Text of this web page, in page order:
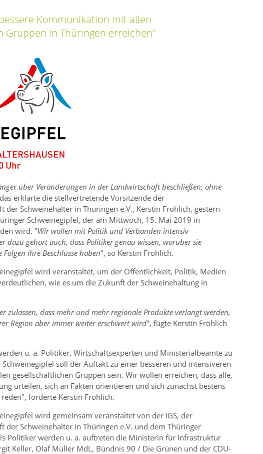
Kommunikation mit allen
Gruppen in Thüringen erreichen
über Veränderungen in der Landwirtschaft beschließen, ohne
erklärte die stellvertretende Vorsitzende der
der Schweinehalter in Thüringen e.V., Kerstin Fröhlich, gestern
Schweinegipfel, der am Mittwoch, 15. Mai 2019 in
wird. Wir wollen mit Politik und Verbänden intensiv
dazu gehört auch, dass Politiker genau wissen, worüber sie
ihre Beschlüsse haben , so Kerstin Fröhlich.
wird veranstaltet, um der Öffentlichkeit, Politik, Medien
wie es um die Zukunft der Schweinehaltung in
zulassen, dass mehr und mehr regionale Produkte verlangt werden,
Region aber immer weiter erschwert wird , fügte Kerstin Fröhlich
u. a. Politiker, Wirtschaftsexperten und Ministerialbeamte zu
Schweinegipfel soll der Auftakt zu einer besseren und intensiveren
gesellschaftlichen Gruppen sein. Wir wollen erreichen, dass alle,
urteilen, sich an Fakten orientieren und sich zunächst bestens
, forderte Kerstin Fröhlich.
wird gemeinsam veranstaltet von der IGS, der
der Schweinehalter in Thüringen e.V. und dem Thüringer
Politiker werden u. a. auftreten die Ministerin für Infrastruktur
Keller, Olaf Müller MdL, Bündnis 90 / Die Grünen und der CDU-